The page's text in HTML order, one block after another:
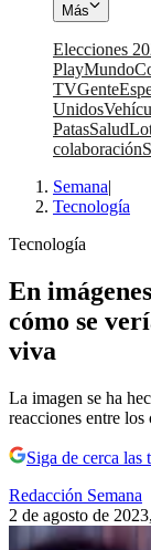
Más
Elecciones
PlayMundo
TVGente
Unidos
PatasSalud
colaboración
Semana|
Tecnología
Tecnología
En
cómo se
viva
La imagen se ha
reacciones entre los
Siga de cerca
Redacción Semana
2 de agosto de